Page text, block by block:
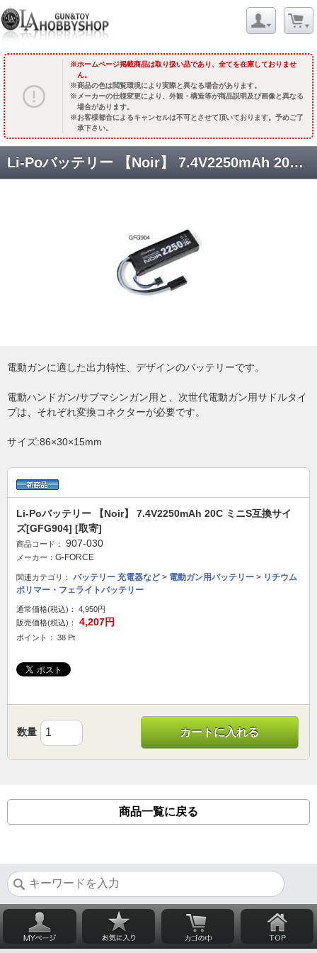
ホームページ掲載商品は取り扱い品であり、全てを在庫しておりませ
ん。
商品の色は閲覧環境により実際と異なる場合があります。
メーカーの仕様変更により、外観・構造等が商品説明及び画像と異なる
場合があります。
お客様都合によるキャンセルは不可とさせて頂いております。予めご了
承下さい。
Li-Poバッテリー 【Noir】 7.4V2250mAh 20C ミニS互換サイズ[GFG904] [取寄]
電動ガンに適した出力特性、デザインのバッテリーです。
電動ハンドガン/サブマシンガン用と、次世代電動ガン用サドルタイ
プは、それぞれ変換コネクターが必要です。
サイズ:86×30×15mm
Li-Poバッテリー 【Noir】 7.4V2250mAh 20C ミニS互換サイ
ズ[GFG904] [取寄]
商品コード： 907-030
メーカー： G-FORCE
関連カテゴリ： バッテリー 充電器など> 電動ガン用バッテリー > リチウム
ポリマー・フェライトバッテリー
通常価格(税込)：
4,950円
販売価格(税込)：
4,207円
ポイント： 38 Pt
数量 カートに入れる
商品一覧に戻る